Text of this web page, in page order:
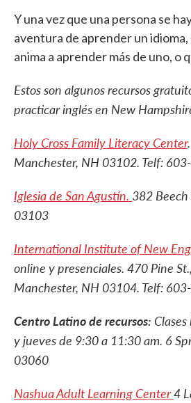
Y una vez que una persona se
aventura de aprender un idioma,
anima a aprender más de uno, o
Estos son algunos recursos
practicar inglés en New
Holy Cross Family Literacy Center
Manchester, NH 03102. Telf:
Iglesia de San Agustín. 382
03103
International Institute of New
online y presenciales. 470 Pine
Manchester, NH 03104. Telf:
Centro Latino de recursos:
y jueves de 9:30 a 11:30 am. 6
03060
Nashua Adult Learning Center4